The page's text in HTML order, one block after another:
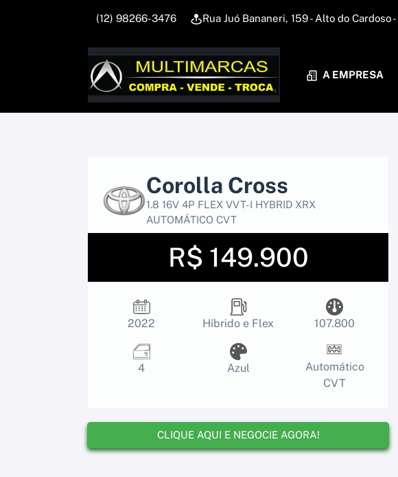
(12) 98266-3476 Rua Juó Bananeri, 159 - Alto do Cardoso
A EMPRESA
Corolla Cross
1.8 16V 4P FLEX VVT-I HYBRID XRX
AUTOMÁTICO CVT
R$ 149.900
2022 Híbrido e Flex 107.800
4 Azul
Automático
CVT
CLIQUE AQUI E NEGOCIE AGORA!